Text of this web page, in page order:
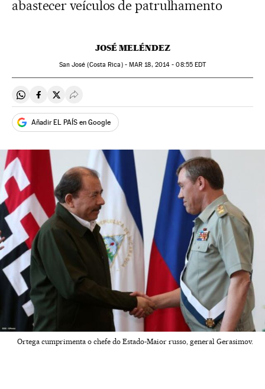
abastecer veículos de patrulhamento
JOSÉ MELÉNDEZ
San José (Costa Rica) - MAR 18, 2014 - 08:55 EDT
Compartir en Whatsapp
Compartir en Facebook
Compartir en Twitter
Desplegar Redes Sociales
Añadir EL PAÍS en Google
Ortega cumprimenta o chefe do Estado-Maior russo, general Gerasimov.